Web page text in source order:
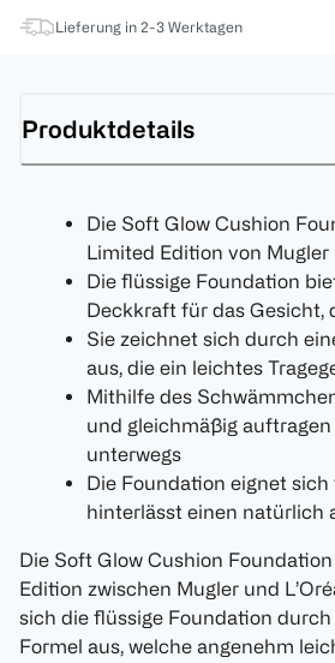
Lieferung in 2-3 Werktagen
Produktdetails
Die Soft Glow Cushion
Limited Edition von Mugler
Die flüssige Foundation
Deckkraft für das Gesicht,
Sie zeichnet sich durch
aus, die ein leichtes
Mithilfe des
und gleichmäßig
unterwegs
Die Foundation eignet
hinterlässt einen natürlich
Die Soft Glow Cushion
Edition zwischen Mugler und
sich die flüssige Foundation
Formel aus, welche angenehm